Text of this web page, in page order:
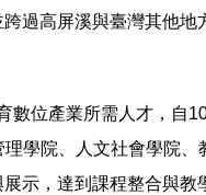
過高屏溪與臺灣其他地
位產業所需人才，自
學院、人文社會學院
示，達到課程整合與教